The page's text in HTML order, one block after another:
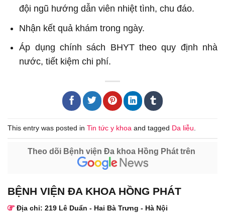
đội ngũ hướng dẫn viên nhiệt tình, chu đáo.
Nhận kết quả khám trong ngày.
Áp dụng chính sách BHYT theo quy định nhà
nước, tiết kiệm chi phí.
This entry was posted in Tin tức y khoa and tagged Da liễu
Theo dõi Bệnh viện Đa khoa Hồng Phát trên
BỆNH VIỆN ĐA KHOA HỒNG PHÁT
Địa chỉ: 219 Lê Duẩn - Hai Bà Trưng - Hà Nội